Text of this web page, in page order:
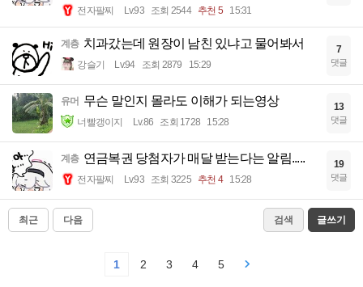
전자팔찌 Lv.93 조회 2544 추천 5 15:31
계층 치과갔는데 원장이 남친 있냐고 물어봐서
강슬기 Lv.94 조회 2879 15:29
7
댓글
유머 무슨 말인지 몰라도 이해가 되는영상
너빨갱이지 Lv.86 조회 1728 15:28
13
댓글
계층 연금복권 당첨자가 매달 받는다는 알림.....
전자팔찌 Lv.93 조회 3225 추천 4 15:28
19
댓글
최근 다음 검색 글쓰기
1 2 3 4 5